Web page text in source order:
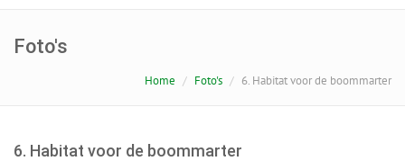
Foto's
Home Foto's 6. Habitat voor de boommarter
6. Habitat voor de boommarter